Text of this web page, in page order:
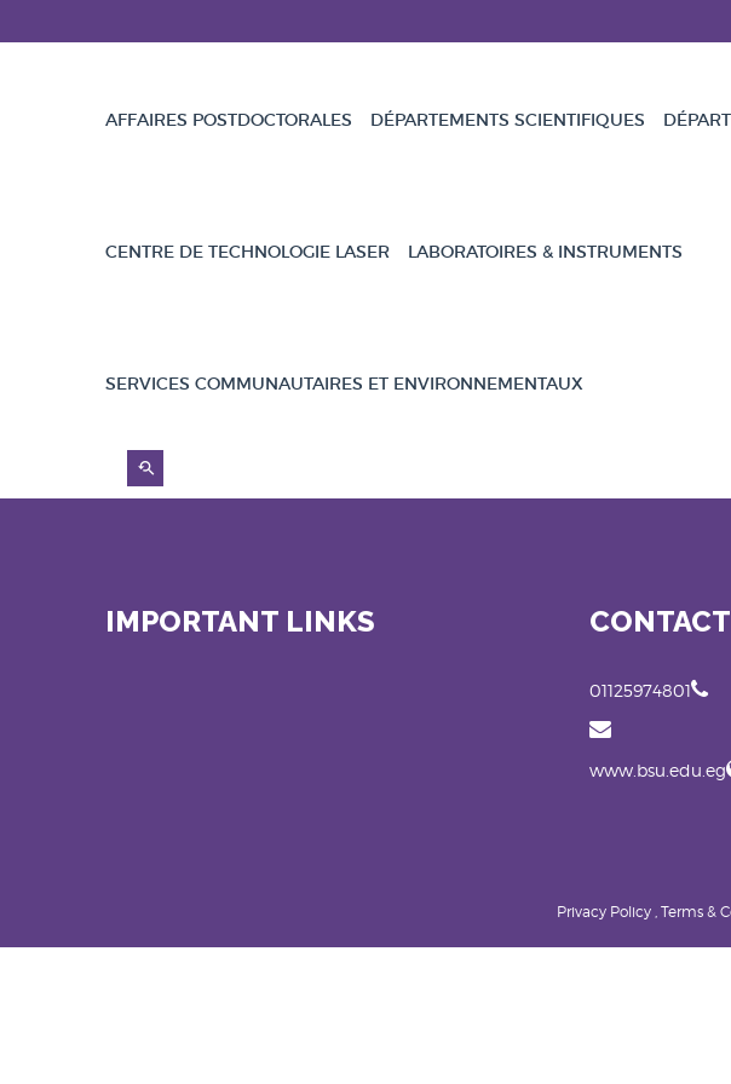
DÉPARTEMENTS SCIENTIFIQUES
AFFAIRES POSTDOCTORALES
LABORATOIRES & INSTRUMENTS
CENTRE DE TECHNOLOGIE LASER
SERVICES COMMUNAUTAIRES ET ENVIRONNEMENTAUX
01125974801
www.bsu.edu.eg
IMPORTANT LINKS
Privacy Policy , Terms &